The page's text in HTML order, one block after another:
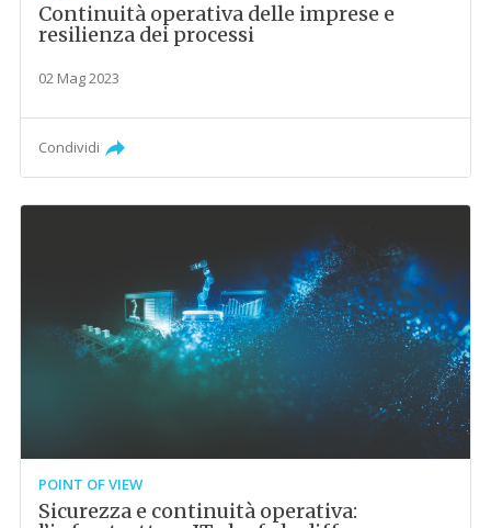
Continuità operativa delle imprese e
resilienza dei processi
02 Mag 2023
Condividi
POINT OF VIEW
Sicurezza e continuità operativa: